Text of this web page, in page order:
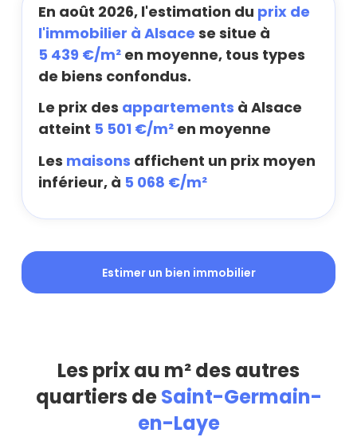
En août 2026, l'estimation du prix de
l'immobilier à Alsace se situe à
5 439 €/m² en moyenne, tous types
de biens confondus.
Le prix des appartements à Alsace
atteint 5 501 €/m² en moyenne
Les maisons affichent un prix moyen
inférieur, à 5 068 €/m²
Estimer un bien immobilier
Les prix au m² des autres
quartiers deSaint-Germain-
en-Laye